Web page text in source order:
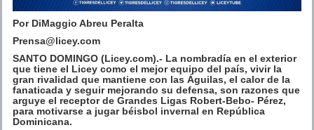
Por DiMaggio Abreu Peralta
Prensa@licey.com
SANTO DOMINGO (Licey.com).- La nombradía en el exterior
que tiene el Licey como el mejor equipo del país, vivir la
gran rivalidad que mantiene con las Águilas, el calor de la
fanaticada y seguir mejorando su defensa, son razones que
arguye el receptor de Grandes Ligas Robert-Bebo- Pérez,
para motivarse a jugar béisbol invernal en República
Dominicana.